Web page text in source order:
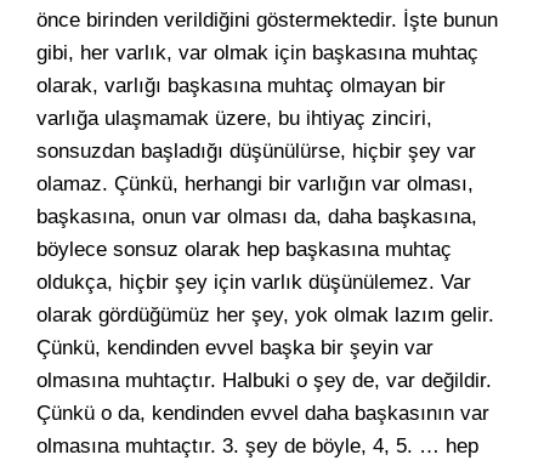
önce birinden verildiğini göstermektedir. İşte bunun
gibi, her varlık, var olmak için başkasına muhtaç
olarak, varlığı başkasına muhtaç olmayan bir
varlığa ulaşmamak üzere, bu ihtiyaç zinciri,
sonsuzdan başladığı düşünülürse, hiçbir şey var
olamaz. Çünkü, herhangi bir varlığın var olması,
başkasına, onun var olması da, daha başkasına,
böylece sonsuz olarak hep başkasına muhtaç
oldukça, hiçbir şey için varlık düşünülemez. Var
olarak gördüğümüz her şey, yok olmak lazım gelir.
Çünkü, kendinden evvel başka bir şeyin var
olmasına muhtaçtır. Halbuki o şey de, var değildir.
Çünkü o da, kendinden evvel daha başkasının var
olmasına muhtaçtır. 3. şey de böyle, 4, 5. … hep